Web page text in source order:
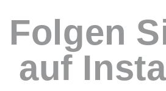
Folgen
auf